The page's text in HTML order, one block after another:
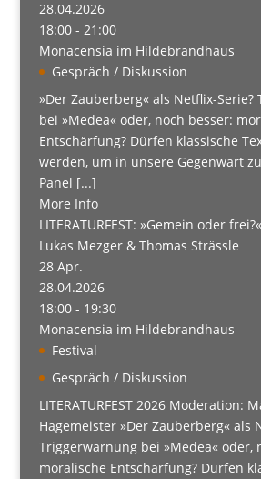
28.04.2026
18:00 - 21:00
Monacensia im Hildebrandhaus
Gespräch / Diskussion
»Der Zauberberg« als Netflix-
bei »Medea« oder, noch besser:
Entschärfung? Dürfen klassische
werden, um in unsere Gegenwart
Panel [...]
More Info
LITERATURFEST: »Gemein oder
Lukas Mezger & Thomas Strässle
28 Apr.
28.04.2026
18:00 - 19:30
Monacensia im Hildebrandhaus
Festival
Gespräch / Diskussion
LITERATURFEST 2026 Moderation:
Hagemeister »Der Zauberberg« als
Triggerwarnung bei »Medea« oder,
moralische Entschärfung? Dürfen